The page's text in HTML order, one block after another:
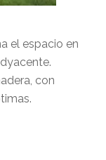
el espacio en
con